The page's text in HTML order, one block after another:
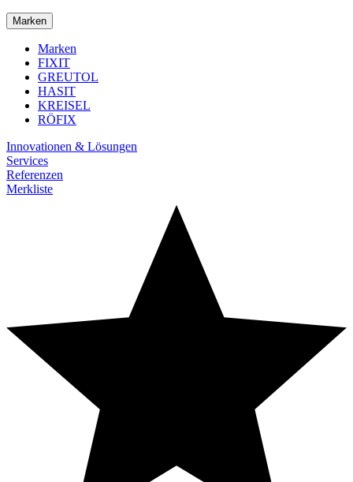
Marken
Marken
FIXIT
GREUTOL
HASIT
KREISEL
RÖFIX
Innovationen & Lösungen
Services
Referenzen
Merkliste